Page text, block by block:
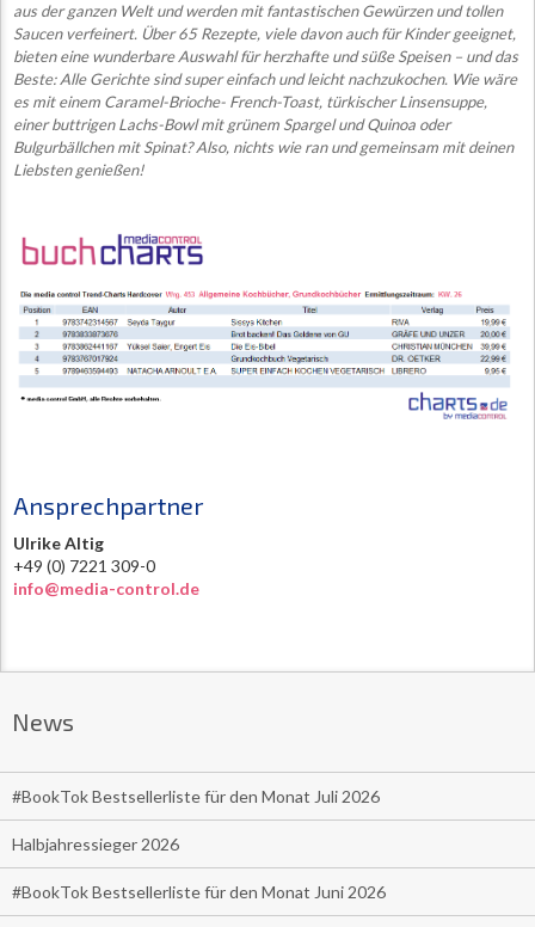
aus der ganzen Welt und werden mit fantastischen Gewürzen und tollen
Saucen verfeinert. Über 65 Rezepte, viele davon auch für Kinder geeignet,
bieten eine wunderbare Auswahl für herzhafte und süße Speisen – und das
Beste: Alle Gerichte sind super einfach und leicht nachzukochen. Wie wäre
es mit einem Caramel-Brioche- French-Toast, türkischer Linsensuppe,
einer buttrigen Lachs-Bowl mit grünem Spargel und Quinoa oder
Bulgurbällchen mit Spinat? Also, nichts wie ran und gemeinsam mit deinen
Liebsten genießen!
Ansprechpartner
Ulrike Altig
+49 (0) 7221 309-0
info@media-control.de
News
#BookTok Bestsellerliste für den Monat Juli 2026
Halbjahressieger 2026
#BookTok Bestsellerliste für den Monat Juni 2026